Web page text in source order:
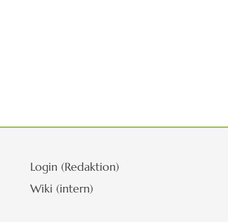
Login (Redaktion)
Wiki (intern)